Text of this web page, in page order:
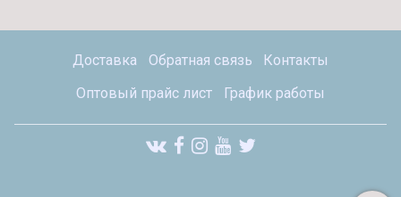
Доставка Обратная связь
Контакты
Оптовый прайс лист
График работы